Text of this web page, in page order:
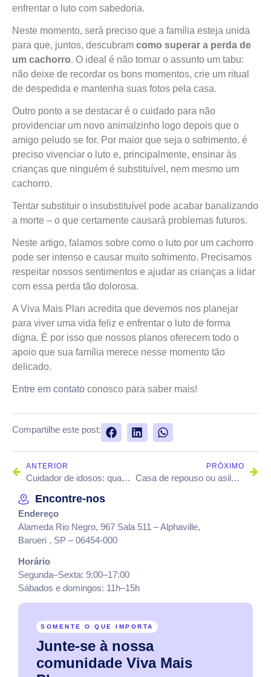
enfrentar o luto com sabedoria.
Neste momento, será preciso que a família esteja unida
para que, juntos, descubram como superar a perda de
um cachorro. O ideal é não tornar o assunto um tabu:
não deixe de recordar os bons momentos, crie um ritual
de despedida e mantenha suas fotos pela casa.
Outro ponto a se destacar é o cuidado para não
providenciar um novo animalzinho logo depois que o
amigo peludo se for. Por maior que seja o sofrimento, é
preciso vivenciar o luto e, principalmente, ensinar às
crianças que ninguém é substituível, nem mesmo um
cachorro.
Tentar substituir o insubstituível pode acabar banalizando
a morte – o que certamente causará problemas futuros.
Neste artigo, falamos sobre como o luto por um cachorro
pode ser intenso e causar muito sofrimento. Precisamos
respeitar nossos sentimentos e ajudar as crianças a lidar
com essa perda tão dolorosa.
A Viva Mais Plan acredita que devemos nos planejar
para viver uma vida feliz e enfrentar o luto de forma
digna. É por isso que nossos planos oferecem todo o
apoio que sua família merece nesse momento tão
delicado.
Entre em contato conosco para saber mais!
Compartilhe este post:
ANTERIOR
Cuidador de idosos: quando contratar esse profissional?
PRÓXIMO
Casa de repouso ou asilo para idosos: qual a diferença?
Encontre-nos
Endereço
Alameda Rio Negro, 967 Sala 511 – Alphaville,
Barueri , SP – 06454-000
Horário
Segunda–Sexta: 9:00–17:00
Sábados e domingos: 11h–15h
SOMENTE O QUE IMPORTA
Junte-se à nossa
comunidade Viva Mais